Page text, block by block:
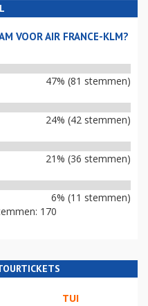
VOOR AIR FRANCE-KLM?
47% (81 stemmen)
24% (42 stemmen)
21% (36 stemmen)
6% (11 stemmen)
170
TUI